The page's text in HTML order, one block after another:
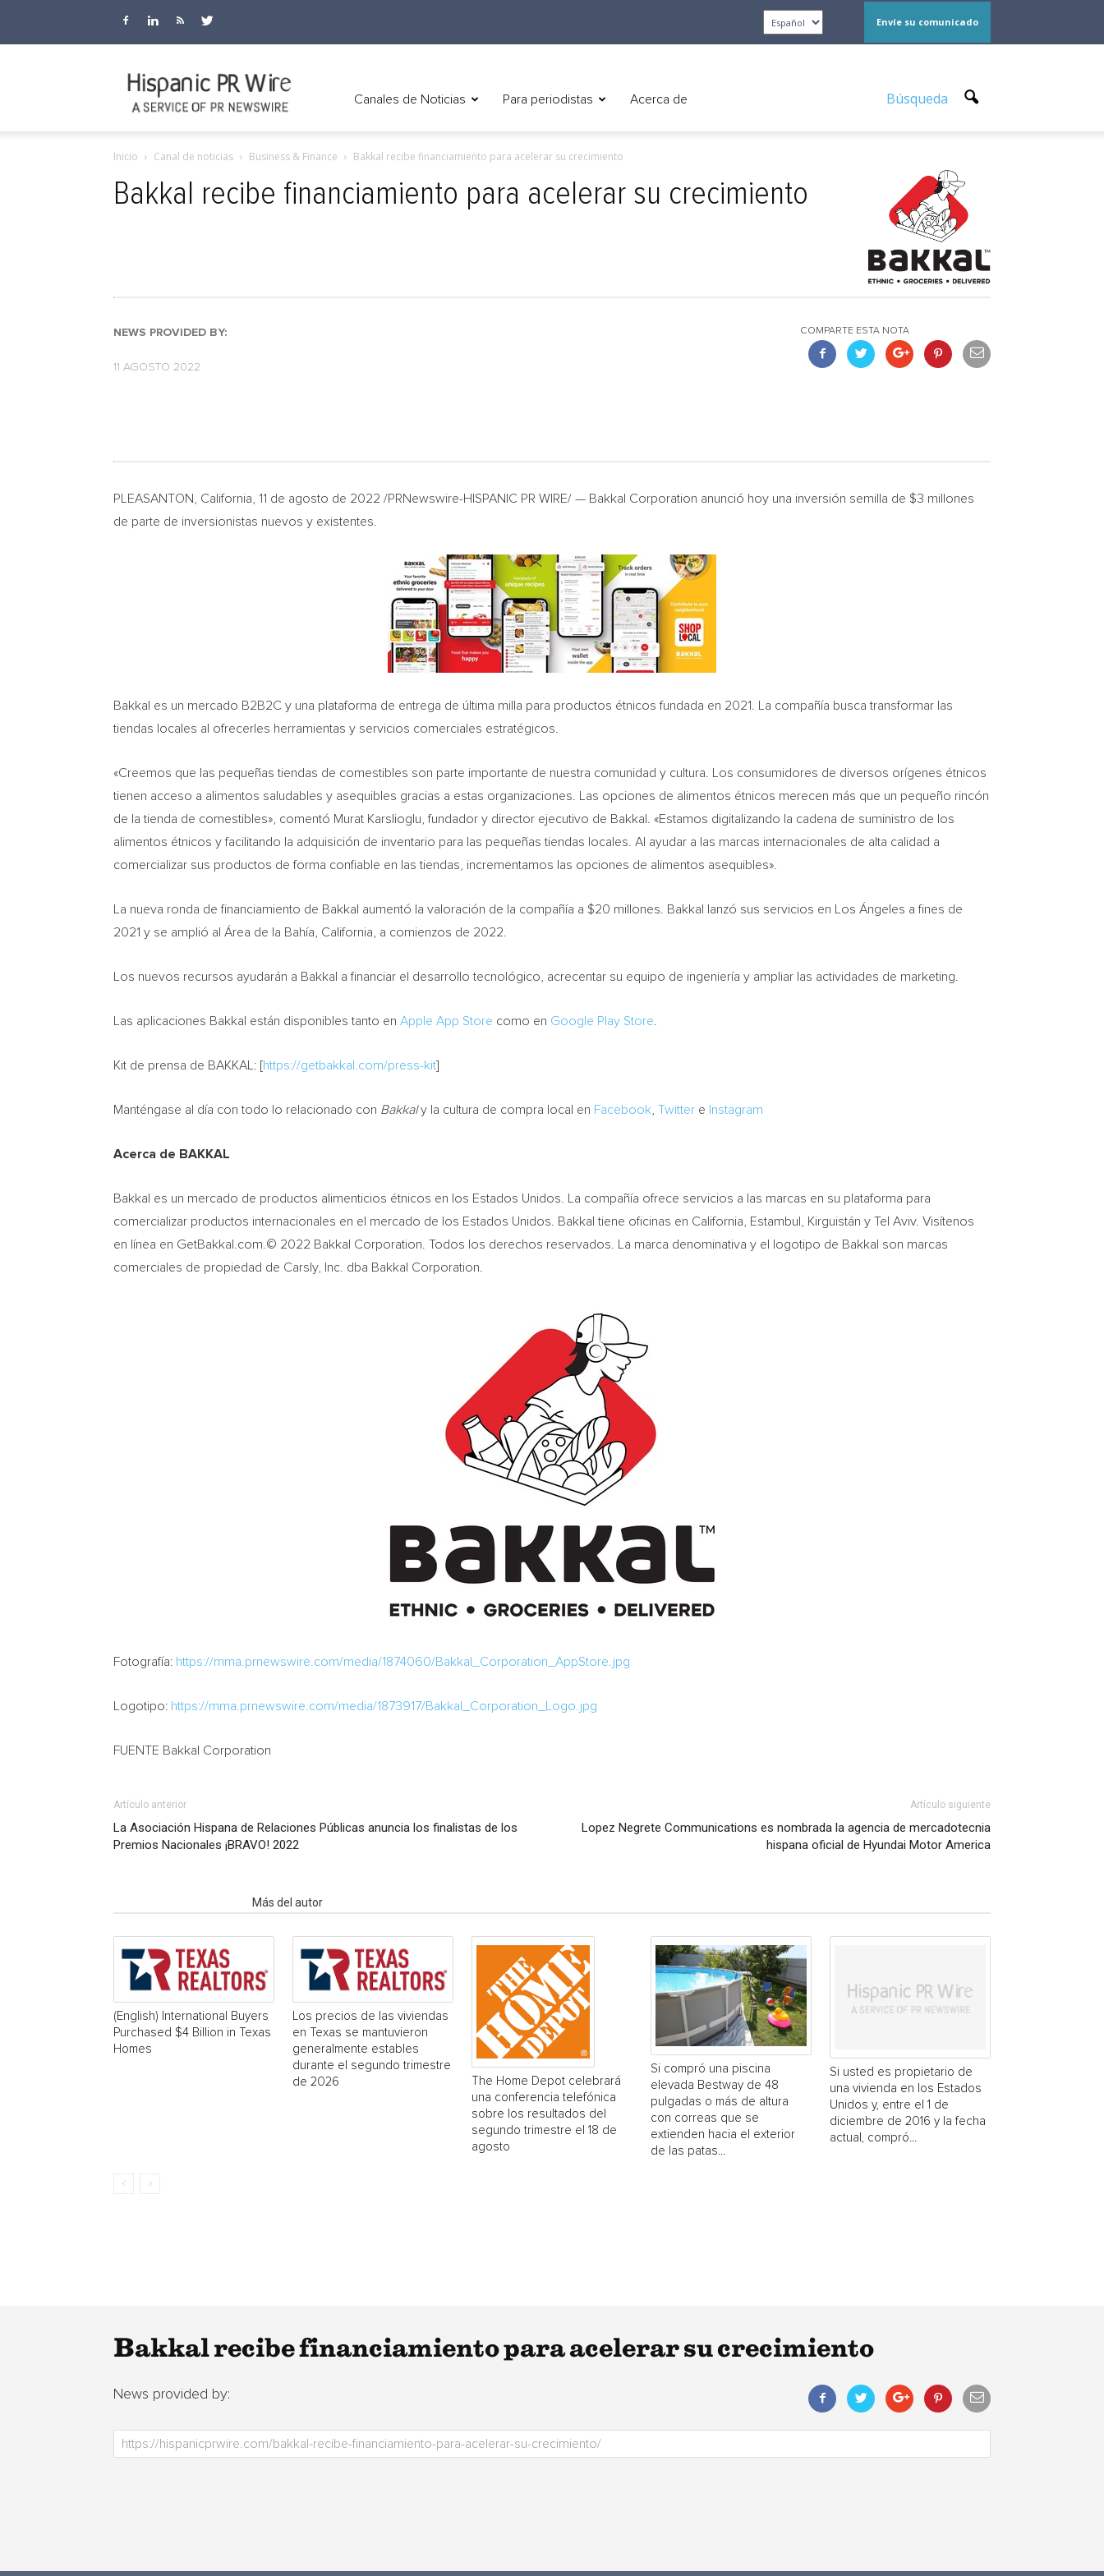
Envíe su comunicado
Canales de Noticias Para periodistas Acerca de Búsqueda
Inicio Canal de noticias Business & Finance Bakkal recibe financiamiento para acelerar su crecimiento
Bakkal recibe financiamiento para acelerar su crecimiento
NEWS PROVIDED BY:
11 AGOSTO 2022
COMPARTE ESTA NOTA
PLEASANTON, California 11 de agosto de 2022 /PRNewswire-HISPANIC PR WIRE/ — Bakkal Corporation anunció hoy una inversión semilla de $3 millones
de parte de inversionistas nuevos y existentes.
Bakkal es un mercado B2B2C y una plataforma de entrega de última milla para productos étnicos fundada en 2021. La compañía busca transformar las
tiendas locales al ofrecerles herramientas y servicios comerciales estratégicos.
«Creemos que las pequeñas tiendas de comestibles son parte importante de nuestra comunidad y cultura. Los consumidores de diversos orígenes étnicos
tienen acceso a alimentos saludables y asequibles gracias a estas organizaciones. Las opciones de alimentos étnicos merecen más que un pequeño rincón
de la tienda de comestibles», comentó Murat Karslioglu , fundador y director ejecutivo de Bakkal. «Estamos digitalizando la cadena de suministro de los
alimentos étnicos y facilitando la adquisición de inventario para las pequeñas tiendas locales. Al ayudar a las marcas internacionales de alta calidad a
comercializar sus productos de forma confiable en las tiendas, incrementamos las opciones de alimentos asequibles».
La nueva ronda de financiamiento de Bakkal aumentó la valoración de la compañía a $20 millones. Bakkal lanzó sus servicios en Los Ángeles a fines de
2021 y se amplió al Área de la Bahía, California , a comienzos de 2022.
Los nuevos recursos ayudarán a Bakkal a financiar el desarrollo tecnológico, acrecentar su equipo de ingeniería y ampliar las actividades de marketing.
Las aplicaciones Bakkal están disponibles tanto en Apple App Store como en Google Play Store
Kit de prensa de BAKKAL: [https://getbakkal.com/press-kit]
Manténgase al día con todo lo relacionado con Bakkaly la cultura de compra local en Facebook Twitter e Instagram
Acerca de BAKKAL
Bakkal es un mercado de productos alimenticios étnicos en los Estados Unidos. La compañía ofrece servicios a las marcas en su plataforma para
comercializar productos internacionales en el mercado de los Estados Unidos. Bakkal tiene oficinas en California , Estambul, Kirguistán y Tel Aviv. Visítenos
en línea en GetBakkal.com.© 2022 Bakkal Corporation. Todos los derechos reservados. La marca denominativa y el logotipo de Bakkal son marcas
comerciales de propiedad de Carsly, Inc. dba Bakkal Corporation.
Fotografía: https://mma.prnewswire.com/media/1874060/Bakkal_Corporation_AppStore.jpg
Logotipo: https://mma.prnewswire.com/media/1873917/Bakkal_Corporation_Logo.jpg
FUENTE Bakkal Corporation
Artículo anterior
La Asociación Hispana de Relaciones Públicas anuncia los finalistas de los
Premios Nacionales ¡BRAVO! 2022
Artículo siguiente
Lopez Negrete Communications es nombrada la agencia de mercadotecnia
hispana oficial de Hyundai Motor America
Más del autor
(English) International Buyers
Purchased $4 Billion in Texas
Homes
Los precios de las viviendas
en Texas se mantuvieron
generalmente estables
durante el segundo trimestre
de 2026
The Home Depot celebrará
una conferencia telefónica
sobre los resultados del
segundo trimestre el 18 de
agosto
Si compró una piscina
elevada Bestway de 48
pulgadas o más de altura
con correas que se
extienden hacia el exterior
de las patas...
Si usted es propietario de
una vivienda en los Estados
Unidos y, entre el 1 de
diciembre de 2016 y la fecha
actual, compró...
Bakkal recibe financiamiento para acelerar su crecimiento
News provided by: